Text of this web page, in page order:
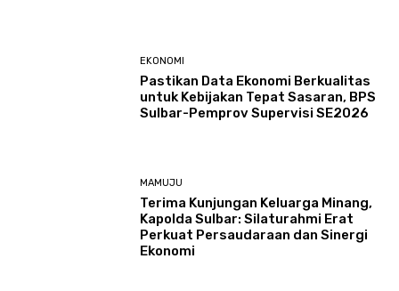
EKONOMI
Pastikan Data Ekonomi Berkualitas
untuk Kebijakan Tepat Sasaran, BPS
Sulbar-Pemprov Supervisi SE2026
MAMUJU
Terima Kunjungan Keluarga Minang,
Kapolda Sulbar: Silaturahmi Erat
Perkuat Persaudaraan dan Sinergi
Ekonomi